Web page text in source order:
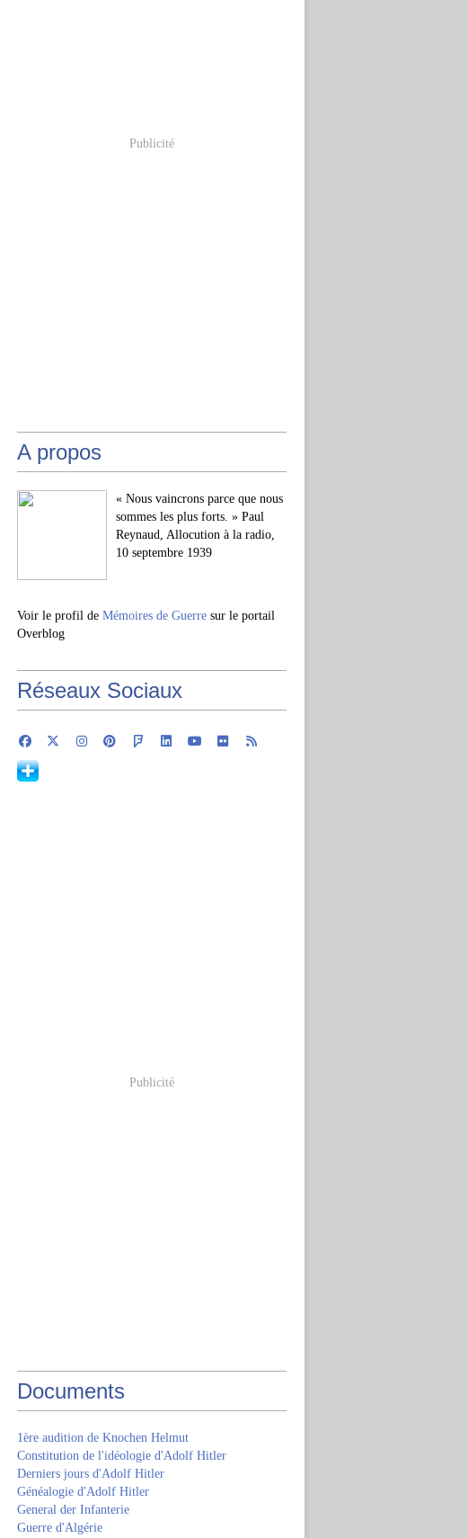
Publicité
A propos
« Nous vaincrons parce que nous
sommes les plus forts. » Paul
Reynaud, Allocution à la radio,
10 septembre 1939
Voir le profil de Mémoires de Guerre sur le portail
Overblog
Réseaux Sociaux
Publicité
Documents
1ère audition de Knochen Helmut
Constitution de l'idéologie d'Adolf Hitler
Derniers jours d'Adolf Hitler
Généalogie d'Adolf Hitler
General der Infanterie
Guerre d'Algérie